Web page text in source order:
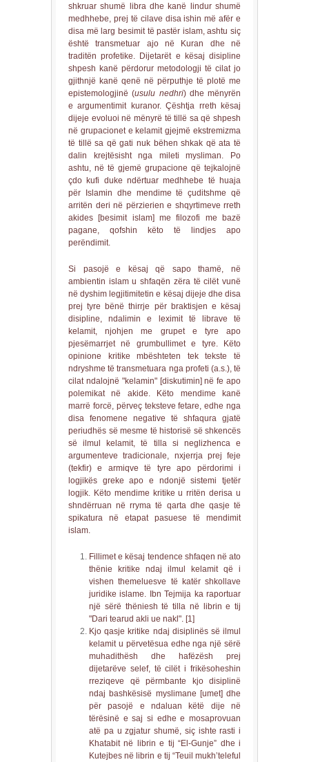
shkruar shumë libra dhe kanë lindur shumë
medhhebe, prej të cilave disa ishin më afër e
disa më larg besimit të pastër islam, ashtu siç
është transmetuar ajo në Kuran dhe në
traditën profetike. Dijetarët e kësaj disipline
shpesh kanë përdorur metodologji të cilat jo
gjithnjë kanë qenë në përputhje të plotë me
epistemologjinë (usulu nedhri) dhe mënyrën
e argumentimit kuranor. Çështja rreth kësaj
dijeje evoluoi në mënyrë të tillë sa që shpesh
në grupacionet e kelamit gjejmë ekstremizma
të tillë sa që gati nuk bëhen shkak që ata të
dalin krejtësisht nga mileti mysliman. Po
ashtu, në të gjemë grupacione që tejkalojnë
çdo kufi duke ndërtuar medhhebe të huaja
për Islamin dhe mendime të çuditshme që
arritën deri në përzierien e shqyrtimeve rreth
akides [besimit islam] me filozofi me bazë
pagane, qofshin këto të lindjes apo
perëndimit.
Si pasojë e kësaj që sapo thamë, në
ambientin islam u shfaqën zëra të cilët vunë
në dyshim legjitimitetin e kësaj dijeje dhe disa
prej tyre bënë thirrje për braktisjen e kësaj
disipline, ndalimin e leximit të librave të
kelamit, njohjen me grupet e tyre apo
pjesëmarrjet në grumbullimet e tyre. Këto
opinione kritike mbështeten tek tekste të
ndryshme të transmetuara nga profeti (a.s.), të
cilat ndalojnë "kelamin" [diskutimin] në fe apo
polemikat në akide. Këto mendime kanë
marrë forcë, përveç teksteve fetare, edhe nga
disa fenomene negative të shfaqura gjatë
periudhës së mesme të historisë së shkencës
së ilmul kelamit, të tilla si neglizhenca e
argumenteve tradicionale, nxjerrja prej feje
(tekfir) e armiqve të tyre apo përdorimi i
logjikës greke apo e ndonjë sistemi tjetër
logjik. Këto mendime kritike u rritën derisa u
shndërruan në rryma të qarta dhe qasje të
spikatura në etapat pasuese të mendimit
islam.
Fillimet e kësaj tendence shfaqen në ato
thënie kritike ndaj ilmul kelamit që i
vishen themeluesve të katër shkollave
juridike islame. Ibn Tejmija ka raportuar
një sërë thëniesh të tilla në librin e tij
"Dari tearud akli ue nakl". [1]
Kjo qasje kritike ndaj disiplinës së ilmul
kelamit u përvetësua edhe nga një sërë
muhadithësh dhe hafëzësh prej
dijetarëve selef, të cilët i frikësoheshin
rreziqeve që përmbante kjo disiplinë
ndaj bashkësisë myslimane [umet] dhe
për pasojë e ndaluan këtë dije në
tërësinë e saj si edhe e mosaprovuan
atë pa u zgjatur shumë, siç ishte rasti i
Khatabit në librin e tij “El-Gunje” dhe i
Kutejbes në librin e tij “Teuil mukh’teleful